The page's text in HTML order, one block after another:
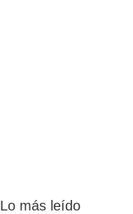
Lo más leído